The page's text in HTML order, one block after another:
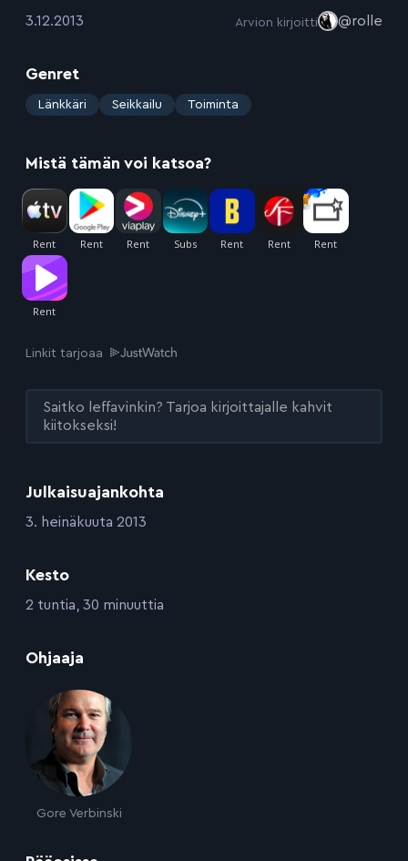
Julkaisuajankohta
:3. heinäkuuta 2013
Kesto
:2 tuntia, 30 minuuttia
Ohjaaja
Gore Verbinski
:3.12.2013 Arvion kirjoitti @rolle
Genret
: Länkkäri Seikkailu Toiminta
Mistä tämän voi katsoa?
Linkit tarjoaa
Saitko leffavinkin? Tarjoa kirjoittajalle kahvit
kiitokseksi!